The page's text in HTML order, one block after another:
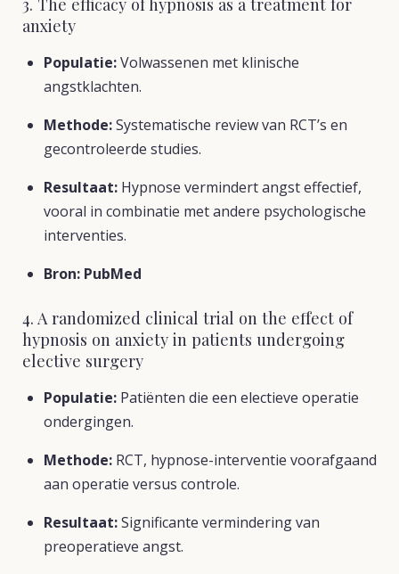
anxiety
Populatie:Volwassenen met klinische
angstklachten.
Methode:Systematische review van RCT’s en
gecontroleerde studies.
Resultaat: Hypnose vermindert angst effectief,
vooral in combinatie met andere psychologische
interventies.
Bron: PubMed
4. A randomized clinical trial on the effect of
hypnosis on anxiety in patients undergoing
elective surgery
Populatie: Patiënten die een electieve operatie
ondergingen.
Methode: RCT, hypnose-interventie voorafgaand
aan operatie versus controle.
Resultaat:Significante vermindering van
preoperatieve angst.